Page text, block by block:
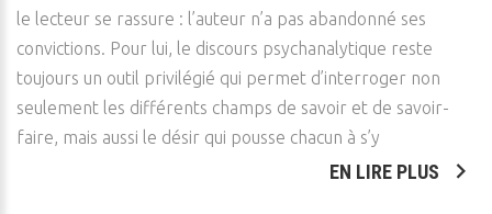
le lecteur se rassure : l’auteur n’a pas abandonné ses
convictions. Pour lui, le discours psychanalytique reste
toujours un outil privilégié qui permet d’interroger non
seulement les différents champs de savoir et de savoir-
faire, mais aussi le désir qui pousse chacun à s’y
EN LIRE PLUS